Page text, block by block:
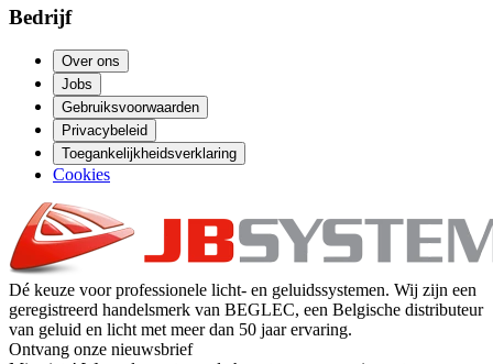
Bedrijf
Over ons
Jobs
Gebruiksvoorwaarden
Privacybeleid
Toegankelijkheidsverklaring
Cookies
Dé keuze voor professionele licht- en geluidssystemen. Wij zijn een
geregistreerd handelsmerk van BEGLEC, een Belgische distributeur
van geluid en licht met meer dan 50 jaar ervaring.
Ontvang onze nieuwsbrief